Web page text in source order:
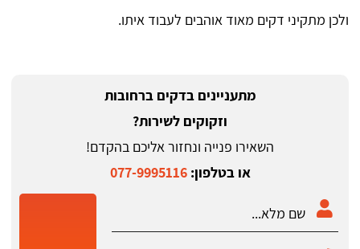
ולכן מתקיני דקים מאוד אוהבים לעבוד איתו.
מתעניינים בדקים ברחובות
וזקוקים לשירות?
השאירו פנייה ונחזור אליכם בהקדם!
או בטלפון:077-9995116